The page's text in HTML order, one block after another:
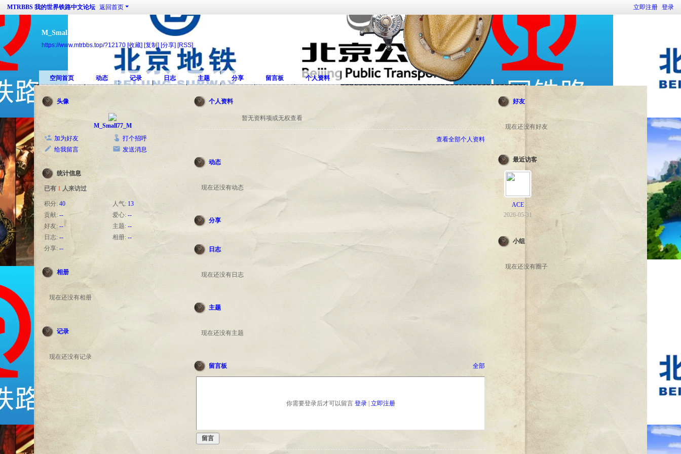
立即注册 登录
MTRBBS 我的世界铁路中文论坛 返回首页
M_Small77_M的个人空间
https://www.mtrbbs.top/?12170 [收藏] [复制] [分享] [RSS]
空间首页 动态 记录 日志 主题 分享 留言板 个人资料
头像
M_Small77_M
加为好友
打个招呼
给我留言
发送消息
统计信息
已有 1 人来访过
积分: 40 人气: 13
贡献: -- 爱心: --
好友: -- 主题: --
日志: -- 相册: --
分享: --
相册
现在还没有相册
记录
现在还没有记录
个人资料
暂无资料项或无权查看
查看全部个人资料
动态
现在还没有动态
分享
日志
现在还没有日志
主题
现在还没有主题
留言板 全部
你需要登录后才可以留言 登录| 立即注册
留言
好友
现在还没有好友
最近访客
ACE
2026-05-31
小组
现在还没有圈子